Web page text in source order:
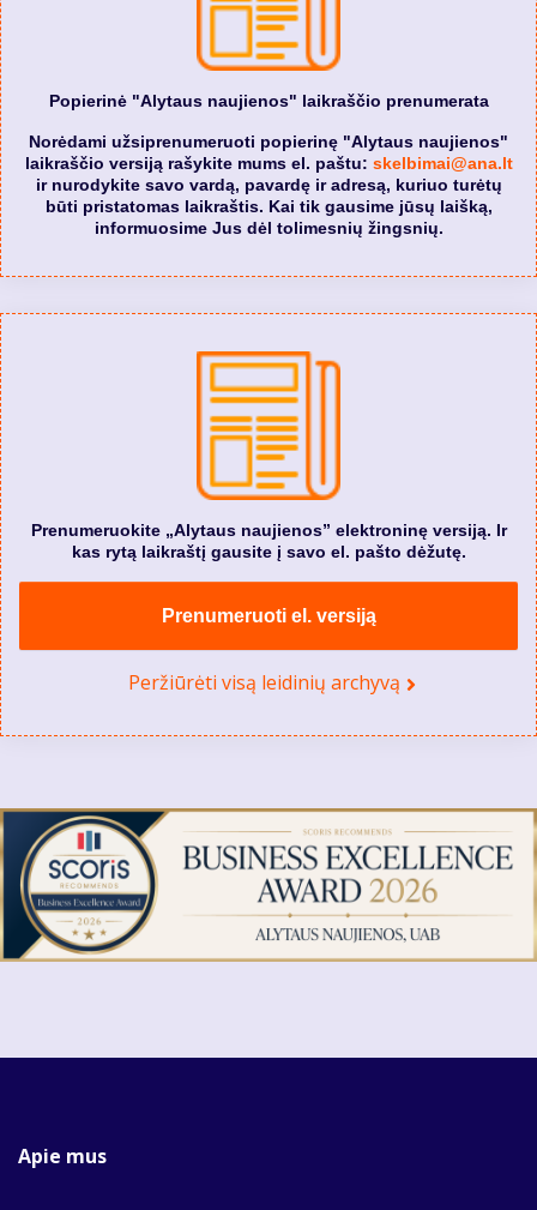
Popierinė "Alytaus naujienos" laikraščio prenumerata
Norėdami užsiprenumeruoti popierinę "Alytaus naujienos"
laikraščio versiją rašykite mums el. paštu: skelbimai@ana.lt
ir nurodykite savo vardą, pavardę ir adresą, kuriuo turėtų
būti pristatomas laikraštis. Kai tik gausime jūsų laišką,
informuosime Jus dėl tolimesnių žingsnių.
Prenumeruokite „Alytaus naujienos” elektroninę versiją. Ir
kas rytą laikraštį gausite į savo el. pašto dėžutę.
Prenumeruoti el. versiją
Peržiūrėti visą leidinių archyvą
Apie mus